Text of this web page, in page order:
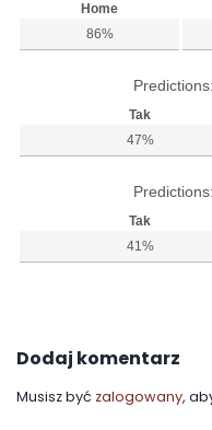
Home
86%
Tak
47%
Tak
41%
Dodaj komentarz
Musisz być zalogowany,